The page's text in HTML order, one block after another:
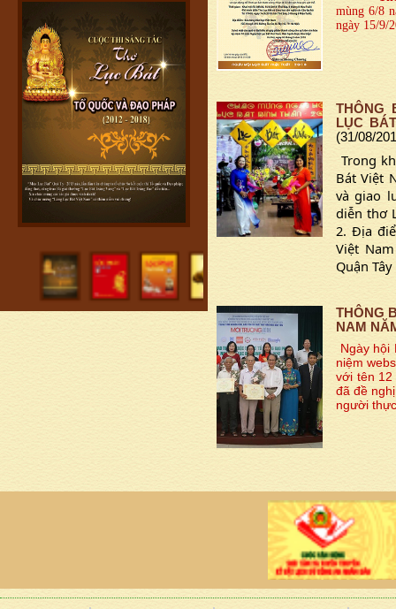
mùng 6/8
ngày 15/9/
THÔNG
LỤC
(31/08/
Trong
Bát Việt
và giao
diễn thơ
2. Địa
Việt
Quận
THÔNG
NAM
Ngày hội
niệm
với tên 12
đã đề
người